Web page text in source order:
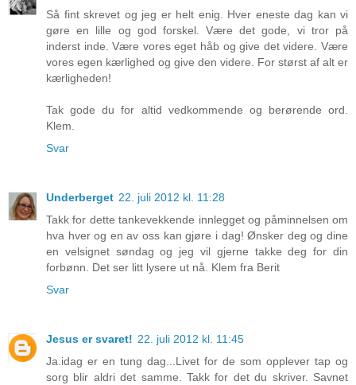
Så fint skrevet og jeg er helt enig. Hver eneste dag kan vi
gøre en lille og god forskel. Være det gode, vi tror på
inderst inde. Være vores eget håb og give det videre. Være
vores egen kærlighed og give den videre. For størst af alt er
kærligheden!
Tak gode du for altid vedkommende og berørende ord.
Klem.
Svar
Underberget 22. juli 2012 kl. 11:28
Takk for dette tankevekkende innlegget og påminnelsen om
hva hver og en av oss kan gjøre i dag! Ønsker deg og dine
en velsignet søndag og jeg vil gjerne takke deg for din
forbønn. Det ser litt lysere ut nå. Klem fra Berit
Svar
Jesus er svaret! 22. juli 2012 kl. 11:45
Ja.idag er en tung dag...Livet for de som opplever tap og
sorg blir aldri det samme. Takk for det du skriver. Savnet